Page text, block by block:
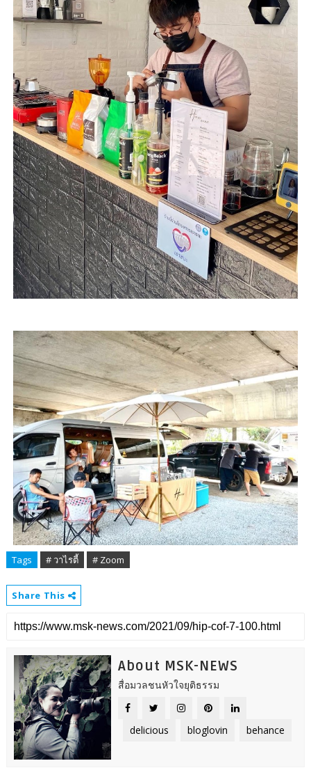
Tags # วาไรตี้ # Zoom
Share This
About MSK-NEWS
สื่อมวลชนหัวใจยุติธรรม
delicious bloglovin behance